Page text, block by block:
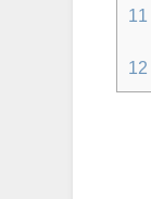
11
12